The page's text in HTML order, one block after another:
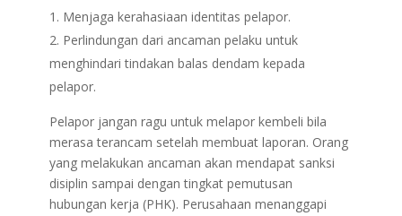
Menjaga kerahasiaan identitas pelapor.
Perlindungan dari ancaman pelaku untuk
menghindari tindakan balas dendam kepada
pelapor.
Pelapor jangan ragu untuk melapor kembeli bila
merasa terancam setelah membuat laporan. Orang
yang melakukan ancaman akan mendapat sanksi
disiplin sampai dengan tingkat pemutusan
hubungan kerja (PHK). Perusahaan menanggapi